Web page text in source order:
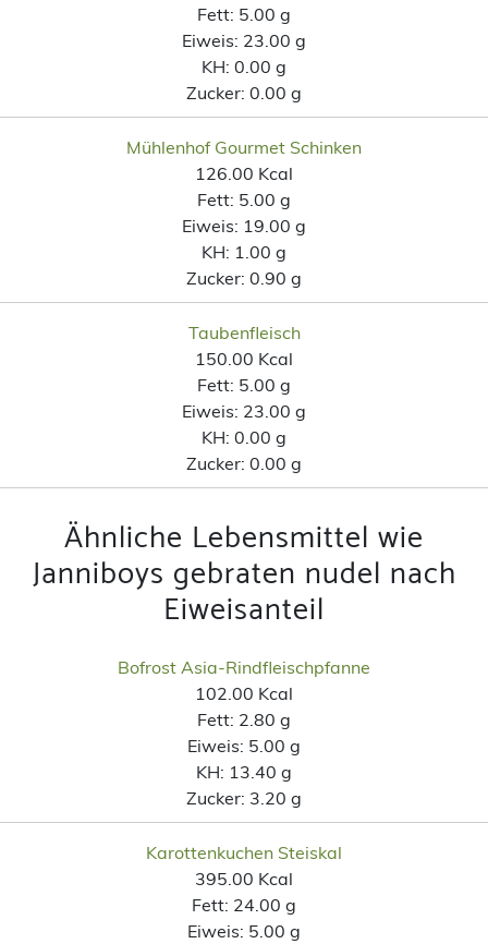
Fett: 5.00 g
Eiweis: 23.00 g
KH: 0.00 g
Zucker: 0.00 g
Mühlenhof Gourmet Schinken
126.00 Kcal
Fett: 5.00 g
Eiweis: 19.00 g
KH: 1.00 g
Zucker: 0.90 g
Taubenfleisch
150.00 Kcal
Fett: 5.00 g
Eiweis: 23.00 g
KH: 0.00 g
Zucker: 0.00 g
Ähnliche Lebensmittel wie
Janniboys gebraten nudel nach
Eiweisanteil
Bofrost Asia-Rindfleischpfanne
102.00 Kcal
Fett: 2.80 g
Eiweis: 5.00 g
KH: 13.40 g
Zucker: 3.20 g
Karottenkuchen Steiskal
395.00 Kcal
Fett: 24.00 g
Eiweis: 5.00 g